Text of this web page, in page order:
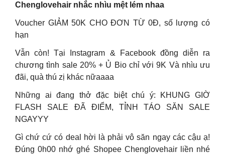
Chenglovehair nhắc nhìu mệt lém nhaa
Voucher GIẢM 50K CHO ĐƠN TỪ 0Đ, số lượng có
hạn
Vẫn còn! Tại Instagram & Facebook đồng diễn ra
chương tình sale 20% + Ủ Bio chỉ với 9K Và nhìu ưu
đãi, quà thú zị khác nữaaaa
Những ai đang thở đặc biệt chú ý: KHUNG GIỜ
FLASH SALE ĐÃ ĐIỂM, TỈNH TÁO SĂN SALE
NGAYYY
Gì chứ cứ có deal hời là phải vô săn ngay các cậu ạ!
Đúng 0h00 nhớ ghé Shopee Chenglovehair liền nhé